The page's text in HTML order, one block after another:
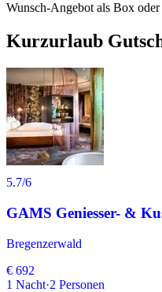
Wunsch-Angebot als Box
Kurzurlaub
5.7/6
GAMS Geniesser- &
Bregenzerwald
€ 692
1 Nacht·2 Personen